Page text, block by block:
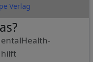
Verlag
hilft